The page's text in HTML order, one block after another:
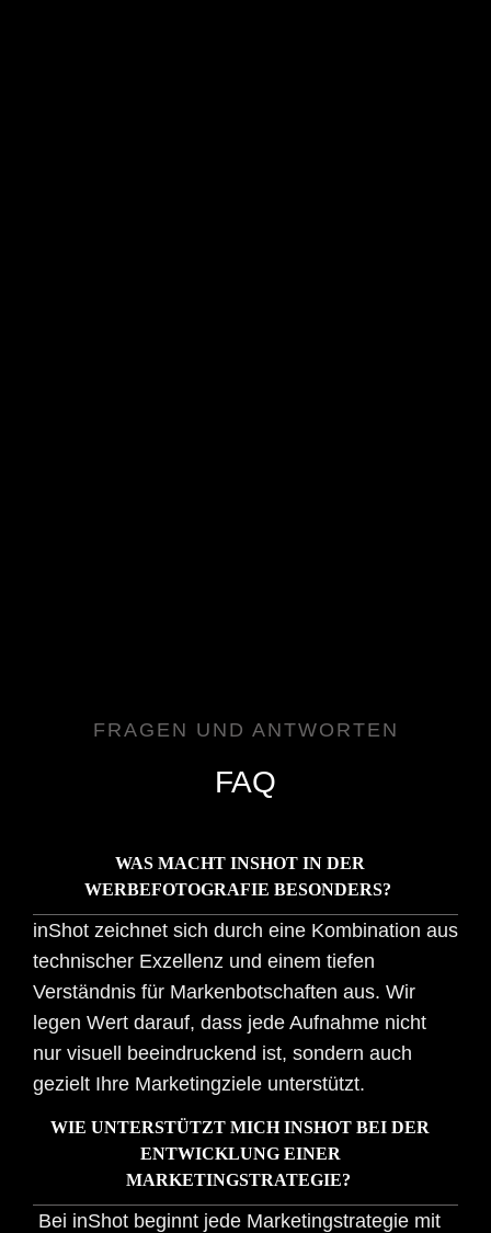
FRAGEN UND ANTWORTEN
FAQ
WAS MACHT INSHOT IN DER
WERBEFOTOGRAFIE BESONDERS?
inShot zeichnet sich durch eine Kombination aus
technischer Exzellenz und einem tiefen
Verständnis für Markenbotschaften aus. Wir
legen Wert darauf, dass jede Aufnahme nicht
nur visuell beeindruckend ist, sondern auch
gezielt Ihre Marketingziele unterstützt.
WIE UNTERSTÜTZT MICH INSHOT BEI DER
ENTWICKLUNG EINER
MARKETINGSTRATEGIE?
Bei inShot beginnt jede Marketingstrategie mit